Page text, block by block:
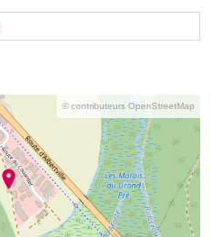
© contributeurs OpenStreetMap